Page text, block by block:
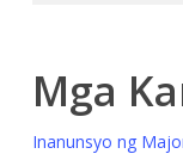
Mga
Inanunsyo ng